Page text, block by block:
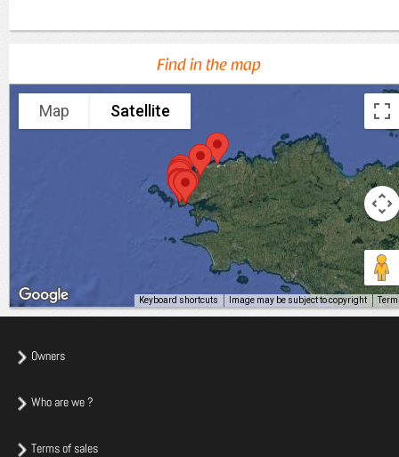
Find in the map
Map Satellite
Keyboard shortcuts Image may be subject to copyright
Owners
Who are we ?
Terms of sales